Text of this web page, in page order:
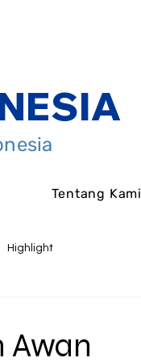
Tentang Kami
Highlight
Awan